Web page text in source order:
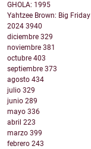
GHOLA: 1995
Yahtzee Brown: Big Friday
2024 3940
diciembre 329
noviembre 381
octubre 403
septiembre 373
agosto 434
julio 329
junio 289
mayo 336
abril 223
marzo 399
febrero 243